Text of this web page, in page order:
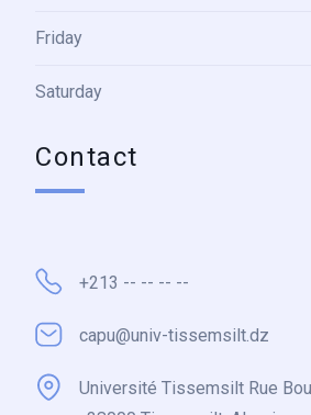
Friday
Saturday
Contact
+213 -- -- -- --
capu@univ-tissemsilt.dz
Université Tissemsilt Rue